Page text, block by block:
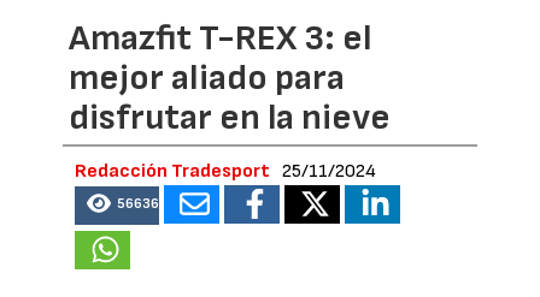
Amazfit T-REX 3: el
mejor aliado para
disfrutar en la nieve
Redacción Tradesport 25/11/2024
56636